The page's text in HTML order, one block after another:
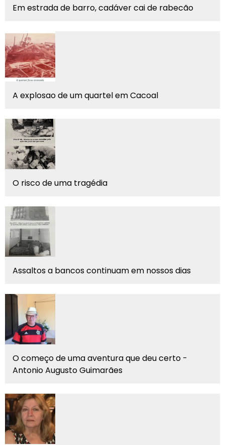
Em estrada de barro, cadáver cai de rabecão
A explosao de um quartel em Cacoal
O risco de uma tragédia
Assaltos a bancos continuam em nossos dias
O começo de uma aventura que deu certo -
Antonio Augusto Guimarães